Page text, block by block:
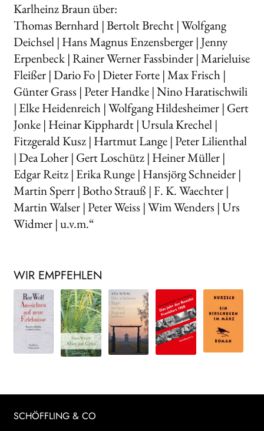
Karlheinz Braun über:
Thomas Bernhard | Bertolt Brecht | Wolfgang
Deichsel | Hans Magnus Enzensberger | Jenny
Erpenbeck | Rainer Werner Fassbinder | Marieluise
Fleißer | Dario Fo | Dieter Forte | Max Frisch |
Günter Grass | Peter Handke | Nino Haratischwili
| Elke Heidenreich | Wolfgang Hildesheimer | Gert
Jonke | Heinar Kipphardt | Ursula Krechel |
Fitzgerald Kusz | Hartmut Lange | Peter Lilienthal
| Dea Loher | Gert Loschütz | Heiner Müller |
Edgar Reitz | Erika Runge | Hansjörg Schneider |
Martin Sperr | Botho Strauß | F. K. Waechter |
Martin Walser | Peter Weiss | Wim Wenders | Urs
Widmer | u.v.m.“
WIR EMPFEHLEN
SCHÖFFLING & CO